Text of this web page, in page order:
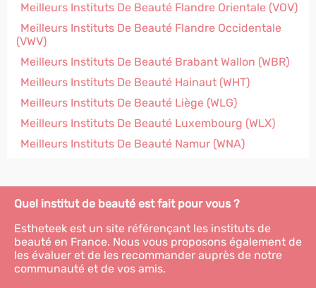
Meilleurs Instituts De Beauté Flandre Orientale (VOV)
Meilleurs Instituts De Beauté Flandre Occidentale
(VWV)
Meilleurs Instituts De Beauté Brabant Wallon (WBR)
Meilleurs Instituts De Beauté Hainaut (WHT)
Meilleurs Instituts De Beauté Liège (WLG)
Meilleurs Instituts De Beauté Luxembourg (WLX)
Meilleurs Instituts De Beauté Namur (WNA)
Quel institut de beauté est fait pour vous ?
Estheteek est un site référençant les instituts de
beauté en France. Nous vous proposons également de
les évaluer et de les recommander auprès de notre
communauté et de vos amis.